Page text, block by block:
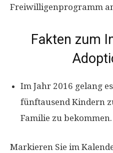
Freiwilligenprogramm
Fakten zum
Im Jahr 2016 gelang
fünftausend Kindern
Familie zu bekommen.
Markieren Sie im